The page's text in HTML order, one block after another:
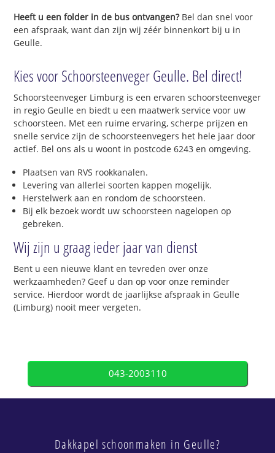
Heeft u een folder in de bus ontvangen?Bel dan snel voor
een afspraak, want dan zijn wij zéér binnenkort bij u in
Geulle.
Kies voor Schoorsteenveger Geulle. Bel direct!
Schoorsteenveger Limburg is een ervaren schoorsteenveger
in regio Geulle en biedt u een maatwerk service voor uw
schoorsteen. Met een ruime ervaring, scherpe prijzen en
snelle service zijn de schoorsteenvegers het hele jaar door
actief. Bel ons als u woont in postcode 6243 en omgeving.
Plaatsen van RVS rookkanalen.
Levering van allerlei soorten kappen mogelijk.
Herstelwerk aan en rondom de schoorsteen.
Bij elk bezoek wordt uw schoorsteen nagelopen op
gebreken.
Wij zijn u graag ieder jaar van dienst
Bent u een nieuwe klant en tevreden over onze
werkzaamheden? Geef u dan op voor onze reminder
service. Hierdoor wordt de jaarlijkse afspraak in Geulle
(Limburg) nooit meer vergeten.
043-2003110
Dakkapel schoonmaken in Geulle?